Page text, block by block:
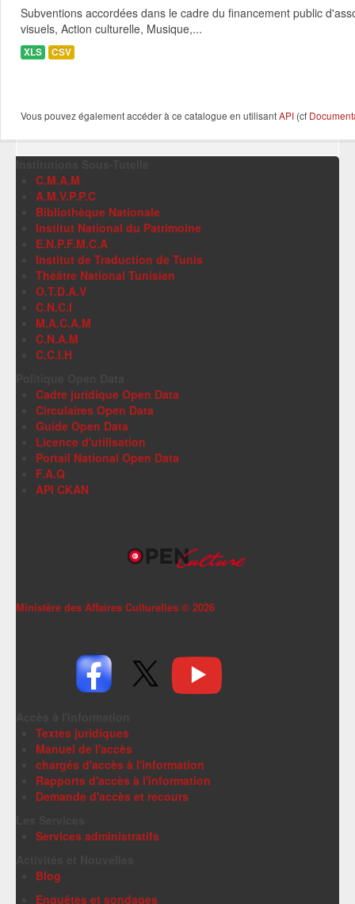
Subventions accordées dans le cadre du financement public
visuels, Action culturelle, Musique,...
XLS CSV
Vous pouvez également accéder à ce catalogue en utilisantAPI (cf
C.M.A.M
A.M.V.P.P.C
Bibliothèque Nationale
Institut National du Patrimoine
E.N.P.F.M.C.A
Institut de Traduction de Tunis
Théâtre National Tunisien
O.T.D.A.V
C.N.C.I
M.A.C.A.M
C.N.A.M
C.C.I.H
Cadre juridique Open Data
Circulaires Open Data
Guide Open Data
Licence d'utilisation
Portail National Open Data
F.A.Q
API CKAN
Ministère des Affaires Culturelles © 2026
Textes juridiques
Manuel de l'accès
chargés d'accès à l'information
Rapports d'accès à l'information
Demande d'accès et recours
Services administratifs
Blog
Enquêtes et sondages